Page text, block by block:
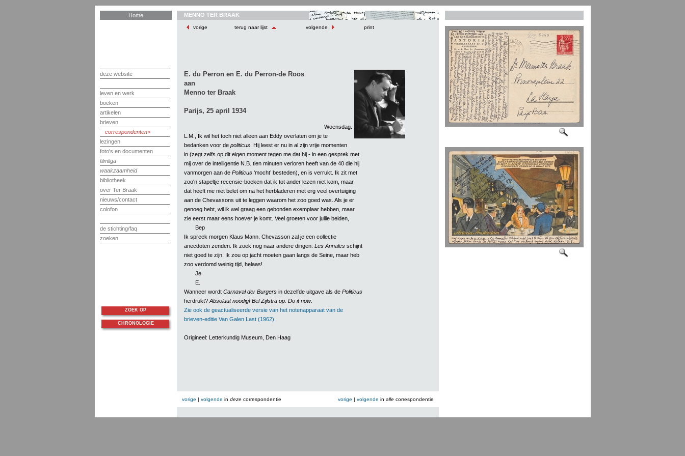
Home
deze website
leven en werk
boeken
artikelen
brieven
correspondenten
lezingen
foto's en documenten
filmliga
waakzaamheid
bibliotheek
over Ter Braak
nieuws/contact
colofon
de stichting/faq
zoeken
MENNO TER BRAAK
vorige terug naar lijst volgende print
E. du Perron en E. du Perron-de Roos
aan
Menno ter Braak
Parijs, 25 april 1934
Woensdag.
L.M., Ik wil het toch niet alleen aan Eddy overlaten om je te
bedanken voor de politicus. Hij leest er nu in al zijn vrije momenten
in (zegt zelfs op dit eigen moment tegen me dat hij - in een gesprek met
mij over de intelligentie N.B. tien minuten verloren heeft van de 40 die hij
vanmorgen aan de Politicus‘mocht’ besteden), en is verrukt. Ik zit met
zoo'n stapeltje recensie-boeken dat ik tot ander lezen niet kom, maar
dat heeft me niet belet om na het herbladeren met erg veel overtuiging
aan de Chevassons uit te leggen waarom het zoo goed was. Als je er
genoeg hebt, wil ik wel graag een gebonden exemplaar hebben, maar
zie eerst maar eens hoever je komt. Veel groeten voor jullie beiden,
Bep
Ik spreek morgen Klaus Mann. Chevasson zal je een collectie
anecdoten zenden. Ik zoek nog naar andere dingen: Les Annalesschijnt
niet goed te zijn. Ik zou op jacht moeten gaan langs de Seine, maar heb
zoo verdomd weinig tijd, helaas!
Je
E.
Wanneer wordt Carnaval der Burgersin dezelfde uitgave als de Politicus
herdrukt? Absoluut noodig! Bel Zijlstra op. Do it now.
Zie ook de geactualiseerde versie van het notenapparaat van de
brieven-editie Van Galen Last (1962).
Origineel: Letterkundig Museum, Den Haag
vorige | volgende in dezecorrespondentie vorige | volgende in allecorrespondentie
ZOEK OP
CHRONOLOGIE